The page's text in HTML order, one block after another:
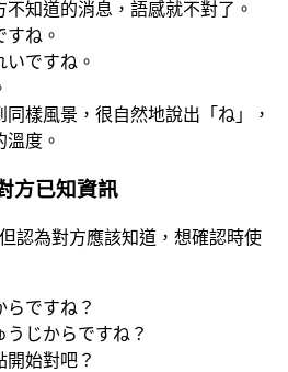
知道的消息，語感就不對了。
すね。
ですね。
樣風景，很自然地說出「ね」，
度。
方已知資訊
認為對方應該知道，想確認時使
らですね？
じからですね？
開始對吧？